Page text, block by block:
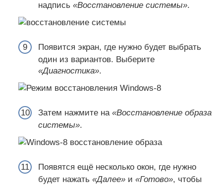
надпись «Восстановление системы».
Появится экран, где нужно будет выбрать
один из вариантов. Выберите
«Диагностика».
Затем нажмите на «Восстановление образа
системы».
Появятся ещё несколько окон, где нужно
будет нажать «Далее» и «Готово», чтобы